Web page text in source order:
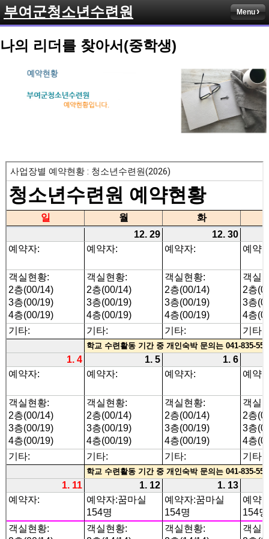
부여군청소년수련원 Menu
나의 리더를 찾아서(중학생)